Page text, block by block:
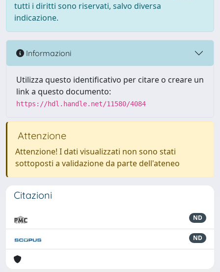
tutti i diritti sono riservati, salvo diversa
indicazione.
Informazioni
Utilizza questo identificativo per citare o creare un
link a questo documento:
https://hdl.handle.net/11580/4084
Attenzione
Attenzione! I dati visualizzati non sono stati
sottoposti a validazione da parte dell'ateneo
Citazioni
ND
ND